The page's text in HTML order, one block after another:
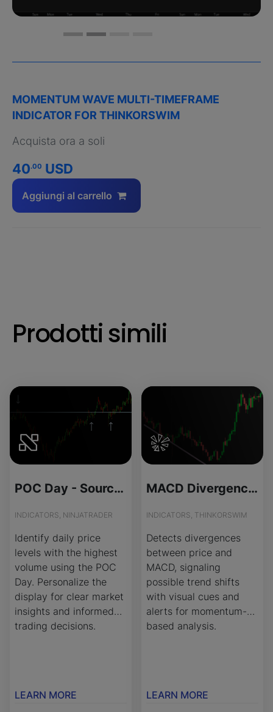
MOMENTUM WAVE MULTI-TIMEFRAME
INDICATOR FOR THINKORSWIM
Acquista ora a soli
40.00 USD
Aggiungi al carrello
Prodotti simili
POC Day - Source Code
INDICATORS, NINJATRADER
Identify daily price
levels with the highest
volume using the POC
Day. Personalize the
display for clear market
insights and informed
trading decisions.
LEARN MORE
MACD Divergence Spotter for ThinkOrSwim
INDICATORS, THINKORSWIM
Detects divergences
between price and
MACD, signaling
possible trend shifts
with visual cues and
alerts for momentum-
based analysis.
LEARN MORE